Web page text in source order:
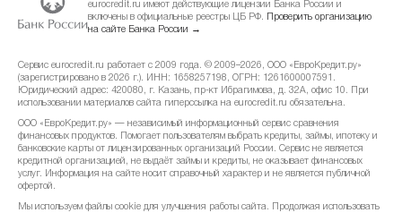
eurocredit.ru имеют действующие лицензии Банка России и
включены в официальные реестры ЦБ РФ.
Проверить организацию
на сайте Банка России →
Сервис eurocredit.ru работает с 2009 года. © 2009–2026, ООО «ЕвроКредит.ру»
(зарегистрировано в 2026 г.). ИНН: 1658257198, ОГРН: 1261600007591.
Юридический адрес: 420080, г. Казань, пр-кт Ибрагимова, д. 32А, офис 10. При
использовании материалов сайта гиперссылка на eurocredit.ru обязательна.
ООО «ЕвроКредит.ру» — независимый информационный сервис сравнения
финансовых продуктов. Помогает пользователям выбрать кредиты, займы, ипотеку и
банковские карты от лицензированных организаций России. Сервис не является
кредитной организацией, не выдаёт займы и кредиты, не оказывает финансовых
услуг. Информация на сайте носит справочный характер и не является публичной
офертой.
Мы используем файлы cookie для улучшения работы сайта. Продолжая использовать